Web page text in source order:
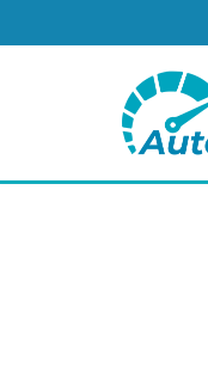
contenido